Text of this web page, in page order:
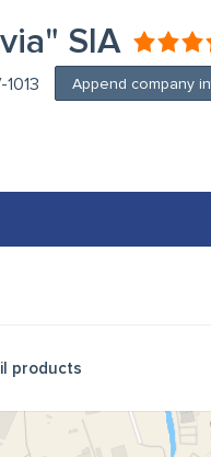
SIA
Append company
products